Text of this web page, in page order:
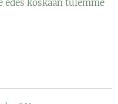
koskaan tulemme